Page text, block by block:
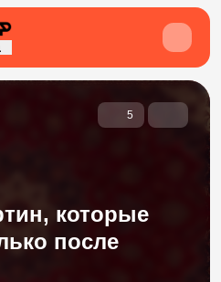
5
которые
после